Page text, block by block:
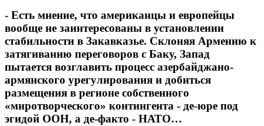
- Есть мнение, что американцы и европейцы
вообще не заинтересованы в установлении
стабильности в Закавказье. Склоняя Армению к
затягиванию переговоров с Баку, Запад
пытается возглавить процесс азербайджано-
армянского урегулирования и добиться
размещения в регионе собственного
«миротворческого» контингента - де-юре под
эгидой ООН, а де-факто - НАТО…